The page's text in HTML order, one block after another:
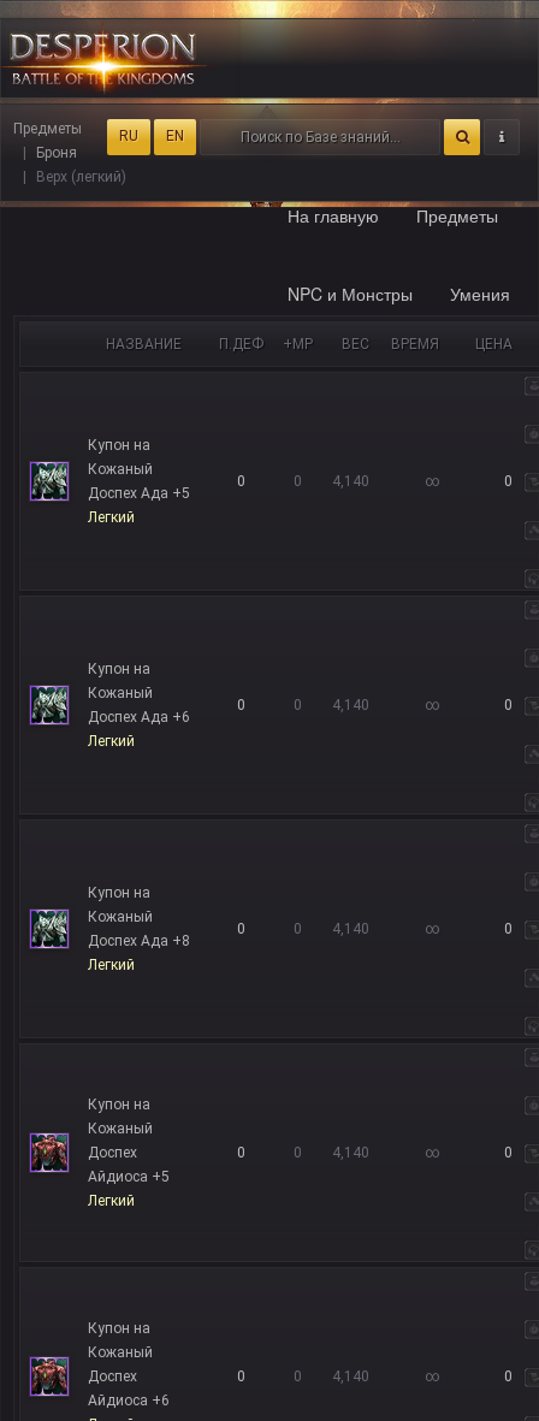
RU EN
На главную Предметы
NPC и Монстры Умения
Предметы
Броня
Верх (легкий)
НАЗВАНИЕ П.ДЕФ +MP ВЕС ВРЕМЯ ЦЕНА
Купон на
Кожаный
Доспех Ада +5
Легкий
0 0 4,140 ∞ 0
Купон на
Кожаный
Доспех Ада +6
Легкий
0 0 4,140 ∞ 0
Купон на
Кожаный
Доспех Ада +8
Легкий
0 0 4,140 ∞ 0
Купон на
Кожаный
Доспех
Айдиоса +5
Легкий
0 0 4,140 ∞ 0
Купон на
Кожаный
Доспех
Айдиоса +6
0 0 4,140 ∞ 0